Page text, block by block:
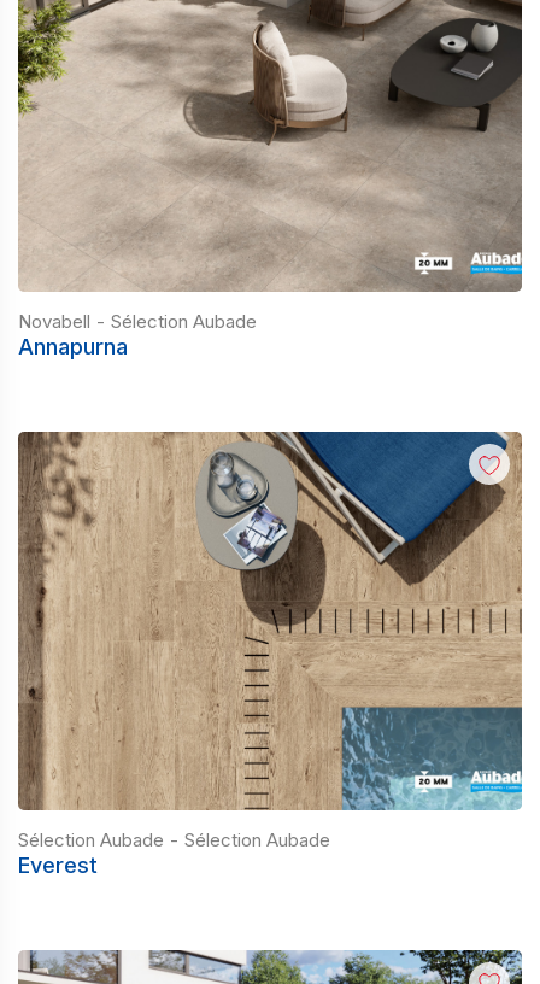
Novabell - Sélection Aubade
Annapurna
Sélection Aubade - Sélection Aubade
Everest